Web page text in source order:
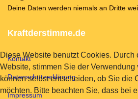
Deine Daten werden niemals an Dritte
Kraftderstimme.de
Kontakt
Datenschutzerklärung
Impressum
Diese Website benutzt Cookies. Durch
Website, stimmen Sie der
können selbst entscheiden, ob Sie die
möchten. Bitte beachten Sie, dass bei